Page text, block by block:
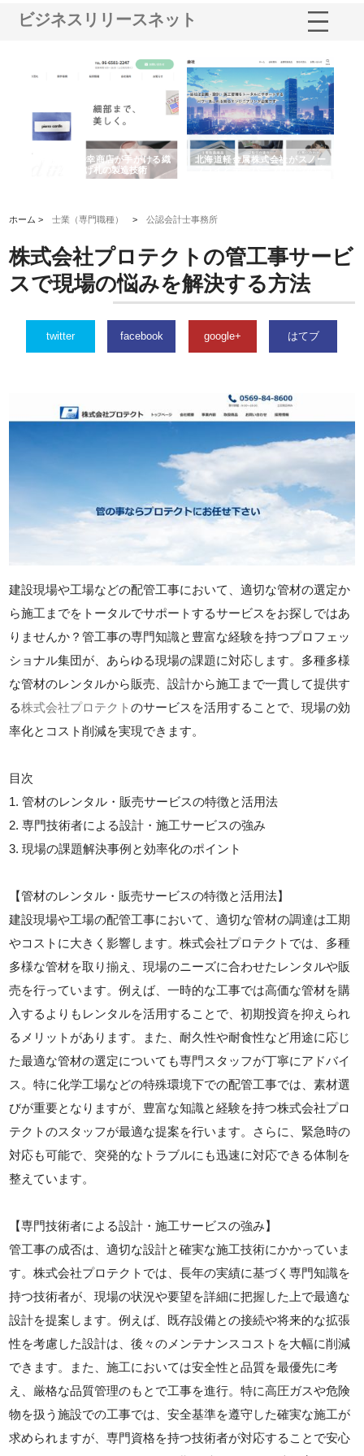
ビジネスリリースネット
有限会社松幸商店が手がける織
ネームと下げ札の製造技術
北海道軽金属株式会社がスノー
ホーム >士業（専門職種） >公認会計士事務所
株式会社プロテクトの管工事サービ
スで現場の悩みを解決する方法
twitter facebook google+ はてブ
建設現場や工場などの配管工事において、適切な管材の選定か
ら施工までをトータルでサポートするサービスをお探しではあ
りませんか？管工事の専門知識と豊富な経験を持つプロフェッ
ショナル集団が、あらゆる現場の課題に対応します。多種多様
な管材のレンタルから販売、設計から施工まで一貫して提供す
る株式会社プロテクトのサービスを活用することで、現場の効
率化とコスト削減を実現できます。
目次
1. 管材のレンタル・販売サービスの特徴と活用法
2. 専門技術者による設計・施工サービスの強み
3. 現場の課題解決事例と効率化のポイント
【管材のレンタル・販売サービスの特徴と活用法】
建設現場や工場の配管工事において、適切な管材の調達は工期
やコストに大きく影響します。株式会社プロテクトでは、多種
多様な管材を取り揃え、現場のニーズに合わせたレンタルや販
売を行っています。例えば、一時的な工事では高価な管材を購
入するよりもレンタルを活用することで、初期投資を抑えられ
るメリットがあります。また、耐久性や耐食性など用途に応じ
た最適な管材の選定についても専門スタッフが丁寧にアドバイ
ス。特に化学工場などの特殊環境下での配管工事では、素材選
びが重要となりますが、豊富な知識と経験を持つ株式会社プロ
テクトのスタッフが最適な提案を行います。さらに、緊急時の
対応も可能で、突発的なトラブルにも迅速に対応できる体制を
整えています。
【専門技術者による設計・施工サービスの強み】
管工事の成否は、適切な設計と確実な施工技術にかかっていま
す。株式会社プロテクトでは、長年の実績に基づく専門知識を
持つ技術者が、現場の状況や要望を詳細に把握した上で最適な
設計を提案します。例えば、既存設備との接続や将来的な拡張
性を考慮した設計は、後々のメンテナンスコストを大幅に削減
できます。また、施工においては安全性と品質を最優先に考
え、厳格な品質管理のもとで工事を進行。特に高圧ガスや危険
物を扱う施設での工事では、安全基準を遵守した確実な施工が
求められますが、専門資格を持つ技術者が対応することで安心